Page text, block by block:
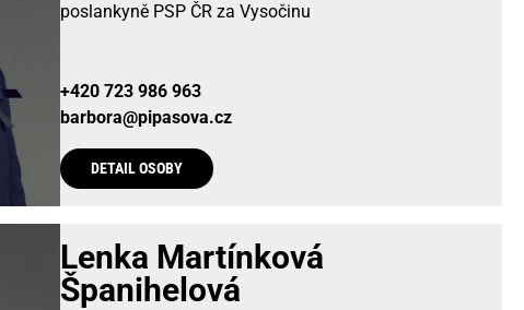
poslankyně PSP ČR za Vysočinu
+420 723 986 963
barbora@pipasova.cz
DETAIL OSOBY
Lenka Martínková
Španihelová